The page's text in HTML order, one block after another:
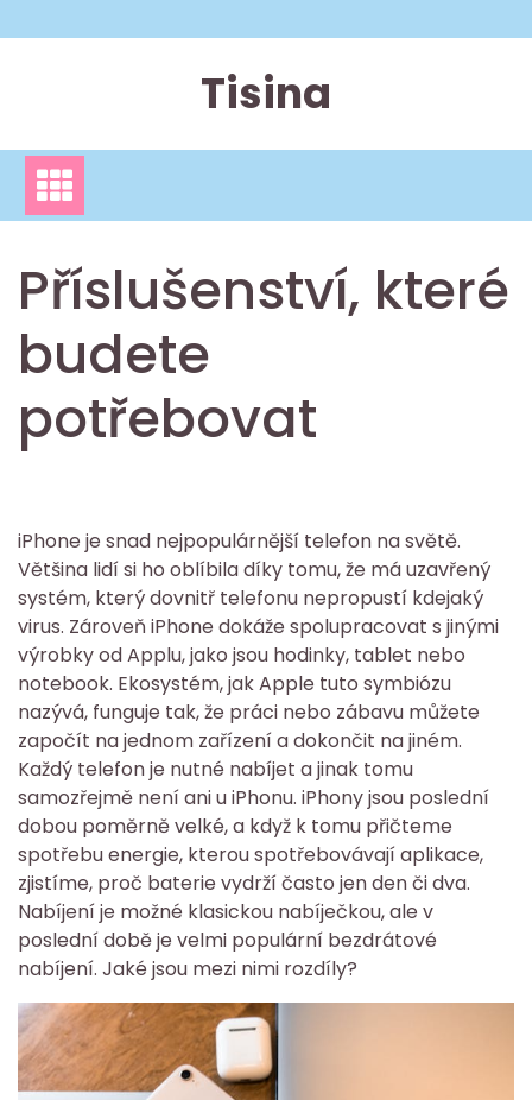
to
Tisina
Příslušenství, které
budete
potřebovat
iPhone je snad nejpopulárnější telefon na světě.
Většina lidí si ho oblíbila díky tomu, že má uzavřený
systém, který dovnitř telefonu nepropustí kdejaký
virus. Zároveň iPhone dokáže spolupracovat s jinými
výrobky od Applu, jako jsou hodinky, tablet nebo
notebook. Ekosystém, jak Apple tuto symbiózu
nazývá, funguje tak, že práci nebo zábavu můžete
započít na jednom zařízení a dokončit na jiném.
Každý telefon je nutné nabíjet a jinak tomu
samozřejmě není ani u iPhonu. iPhony jsou poslední
dobou poměrně velké, a když k tomu přičteme
spotřebu energie, kterou spotřebovávají aplikace,
zjistíme, proč baterie vydrží často jen den či dva.
Nabíjení je možné klasickou nabíječkou, ale v
poslední době je velmi populární bezdrátové
nabíjení. Jaké jsou mezi nimi rozdíly?